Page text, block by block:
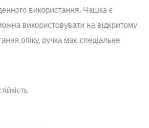
використання. Чашка є
використовувати на відкритому
опіку, ручка має спеціальне